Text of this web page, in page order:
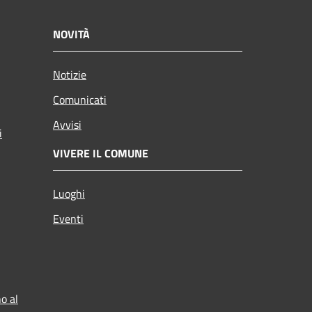
NOVITÀ
Notizie
Comunicati
Avvisi
VIVERE IL COMUNE
Luoghi
Eventi
al